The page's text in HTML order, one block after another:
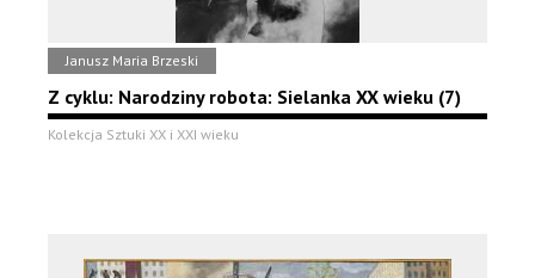
Janusz Maria Brzeski
Z cyklu: Narodziny robota: Sielanka XX wieku (7)
Kolekcja Sztuki XX i XXI wieku